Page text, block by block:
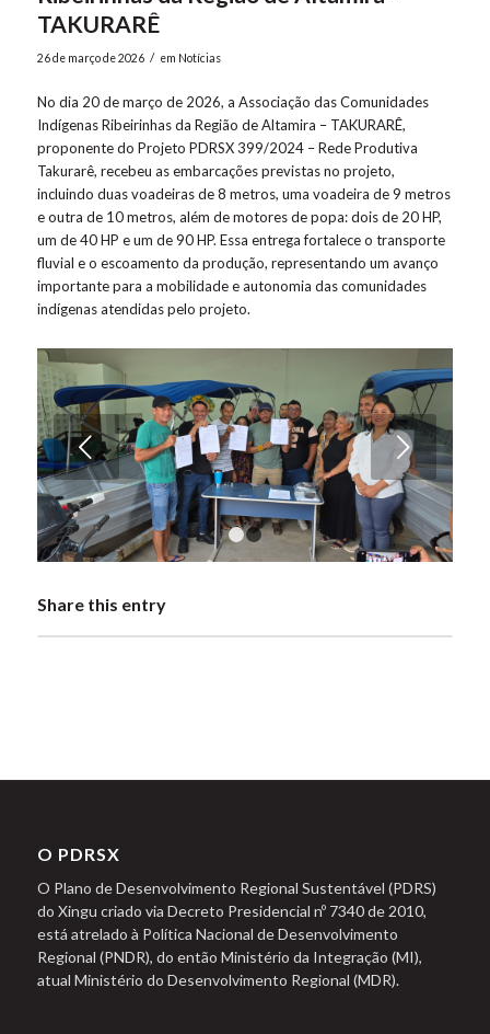
TAKURARÊ
26 de março de 2026 / em Notícias
No dia 20 de março de 2026, a Associação das Comunidades
Indígenas Ribeirinhas da Região de Altamira – TAKURARÊ,
proponente do Projeto PDRSX 399/2024 – Rede Produtiva
Takurarê, recebeu as embarcações previstas no projeto,
incluindo duas voadeiras de 8 metros, uma voadeira de 9 metros
e outra de 10 metros, além de motores de popa: dois de 20 HP,
um de 40 HP e um de 90 HP. Essa entrega fortalece o transporte
fluvial e o escoamento da produção, representando um avanço
importante para a mobilidade e autonomia das comunidades
indígenas atendidas pelo projeto.
Próximo
1 2
Share this entry
O PDRSX
O Plano de Desenvolvimento Regional Sustentável (PDRS)
do Xingu criado via Decreto Presidencial nº 7340 de 2010,
está atrelado à Política Nacional de Desenvolvimento
Regional (PNDR), do então Ministério da Integração (MI),
atual Ministério do Desenvolvimento Regional (MDR).